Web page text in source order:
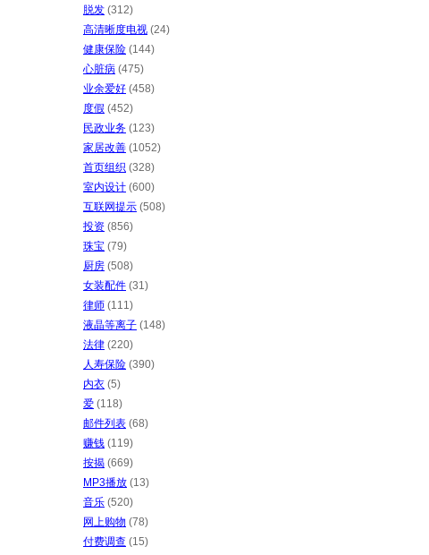
脱发 (312)
高清晰度电视 (24)
健康保险 (144)
心脏病 (475)
业余爱好 (458)
度假 (452)
民政业务 (123)
家居改善 (1052)
首页组织 (328)
室内设计 (600)
互联网提示 (508)
投资 (856)
珠宝 (79)
厨房 (508)
女装配件 (31)
律师 (111)
液晶等离子 (148)
法律 (220)
人寿保险 (390)
内衣 (5)
爱 (118)
邮件列表 (68)
赚钱 (119)
按揭 (669)
MP3播放 (13)
音乐 (520)
网上购物 (78)
付费调查 (15)